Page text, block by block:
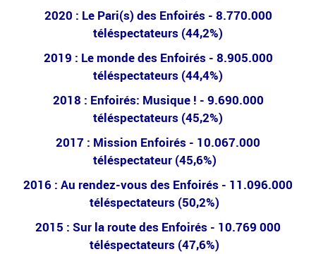
2020 : Le Pari(s) des Enfoirés - 8.770.000
téléspectateurs (44,2%)
2019 : Le monde des Enfoirés - 8.905.000
téléspectateurs (44,4%)
2018 : Enfoirés: Musique ! - 9.690.000
téléspectateurs (45,2%)
2017 : Mission Enfoirés - 10.067.000
téléspectateur (45,6%)
2016 : Au rendez-vous des Enfoirés - 11.096.000
téléspectateurs (50,2%)
2015 : Sur la route des Enfoirés - 10.769 000
téléspectateurs (47,6%)